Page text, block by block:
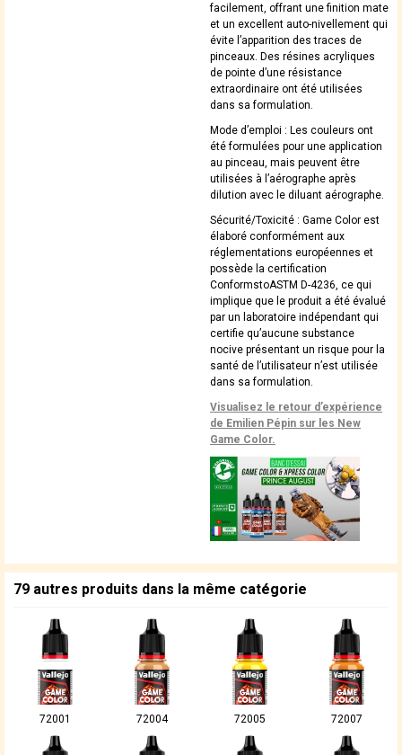
facilement, offrant une finition mate
et un excellent auto-nivellement qui
évite l’apparition des traces de
pinceaux. Des résines acryliques
de pointe d’une résistance
extraordinaire ont été utilisées
dans sa formulation.
Mode d’emploi : Les couleurs ont
été formulées pour une application
au pinceau, mais peuvent être
utilisées à l’aérographe après
dilution avec le diluant aérographe.
Sécurité/Toxicité : Game Color est
élaboré conformément aux
réglementations européennes et
possède la certification
ConformstoASTM D-4236, ce qui
implique que le produit a été évalué
par un laboratoire indépendant qui
certifie qu’aucune substance
nocive présentant un risque pour la
santé de l’utilisateur n’est utilisée
dans sa formulation.
Visualisez le retour d’expérience
de Emilien Pépin sur les New
Game Color.
79 autres produits dans la même catégorie
72001 72004 72005 72007